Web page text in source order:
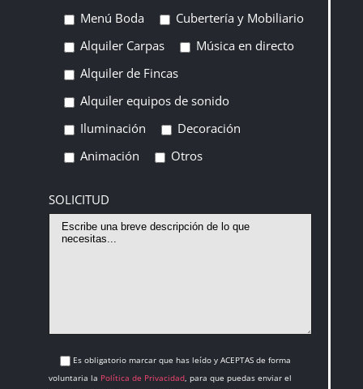
Menú Boda
Cubertería y Mobiliario
Alquiler Carpas
Música en directo
Alquiler de Fincas
Alquiler equipos de sonido
Iluminación
Decoración
Animación
Otros
SOLICITUD
Es obligatorio marcar que has leído y ACEPTAS de forma
voluntaria la Política de Privacidad, para que puedas enviar el